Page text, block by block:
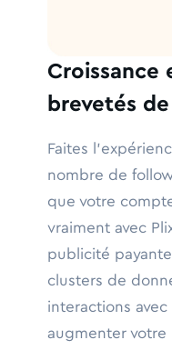
Croissance
brevetés
Faites
nombre de
que votre
vraiment avec
publicité
clusters de
interactions
augmenter votre